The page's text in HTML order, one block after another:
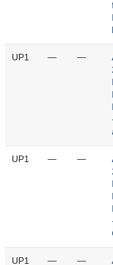
UP1 — —
UP1 — —
UP1 — —